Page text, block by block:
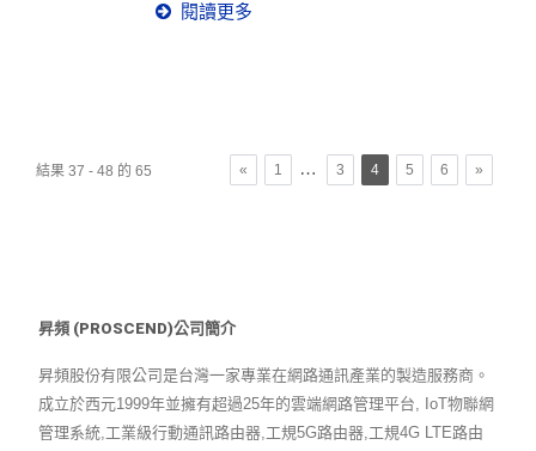
研發關鍵技術備受肯定，也彰顯昇頻積極
VR/AR等萬物聯網產業合作夥伴共同領
航，邁向5G智慧連結里程碑。
閱讀更多
結果 37 - 48 的 65 « 1 … 3 4 5 6 »
昇頻 (PROSCEND)公司簡介
昇頻股份有限公司是台灣一家專業在網路通訊產業的製造服務商。
成立於西元1999年並擁有超過25年的雲端網路管理平台, IoT物聯網
管理系統,工業級行動通訊路由器,工規5G路由器,工規4G LTE路由